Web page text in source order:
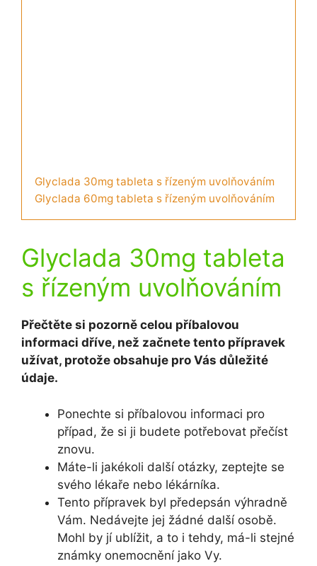
Glyclada 30mg tableta s řízeným uvolňováním
Glyclada 60mg tableta s řízeným uvolňováním
Glyclada 30mg tableta
s řízeným uvolňováním
Přečtěte si pozorně celou příbalovou
informaci dříve, než začnete tento přípravek
užívat, protože obsahuje pro Vás důležité
údaje.
Ponechte si příbalovou informaci pro
případ, že si ji budete potřebovat přečíst
znovu.
Máte-li jakékoli další otázky, zeptejte se
svého lékaře nebo lékárníka.
Tento přípravek byl předepsán výhradně
Vám. Nedávejte jej žádné další osobě.
Mohl by jí ublížit, a to i tehdy, má-li stejné
známky onemocnění jako Vy.